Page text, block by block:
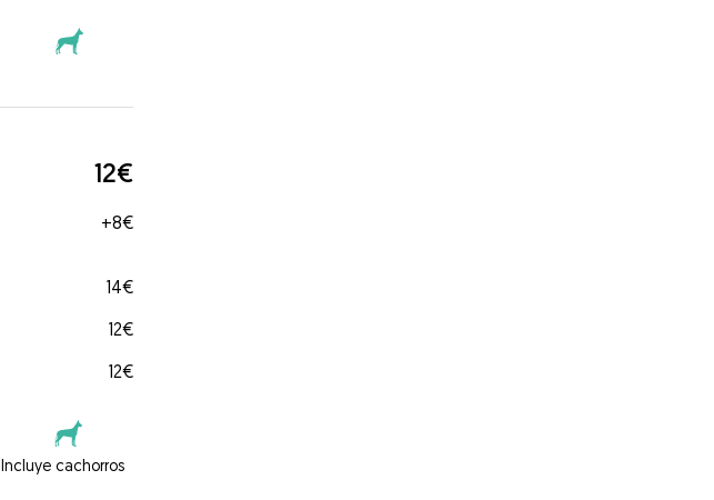
12€
+8€
14€
12€
12€
Incluye cachorros